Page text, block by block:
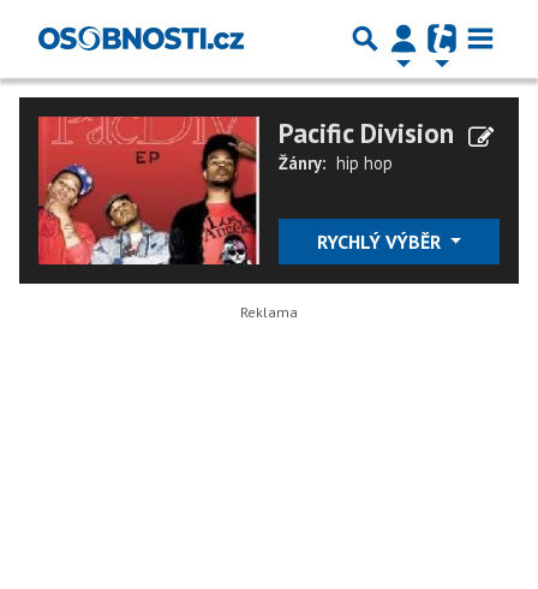
Pacific Division
Žánry: hip hop
RYCHLÝ VÝBĚR